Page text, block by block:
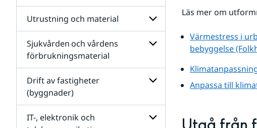
Undersidor
för
livsmedelstjänster
Utrustning och material
Undersidor
material
Sjukvården och vårdens
förbrukningsmaterial
Undersidor
för
Sjukvården och
förbrukningsmaterial
Drift av fastigheter
(byggnader)
Undersidor
för
IT-, elektronik och
Läs mer om
Värmestress i
bebyggelse
Anpassa till